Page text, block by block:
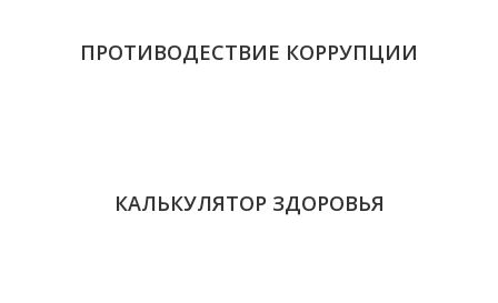
ПРОТИВОДЕСТВИЕ КОРРУПЦИИ
КАЛЬКУЛЯТОР ЗДОРОВЬЯ